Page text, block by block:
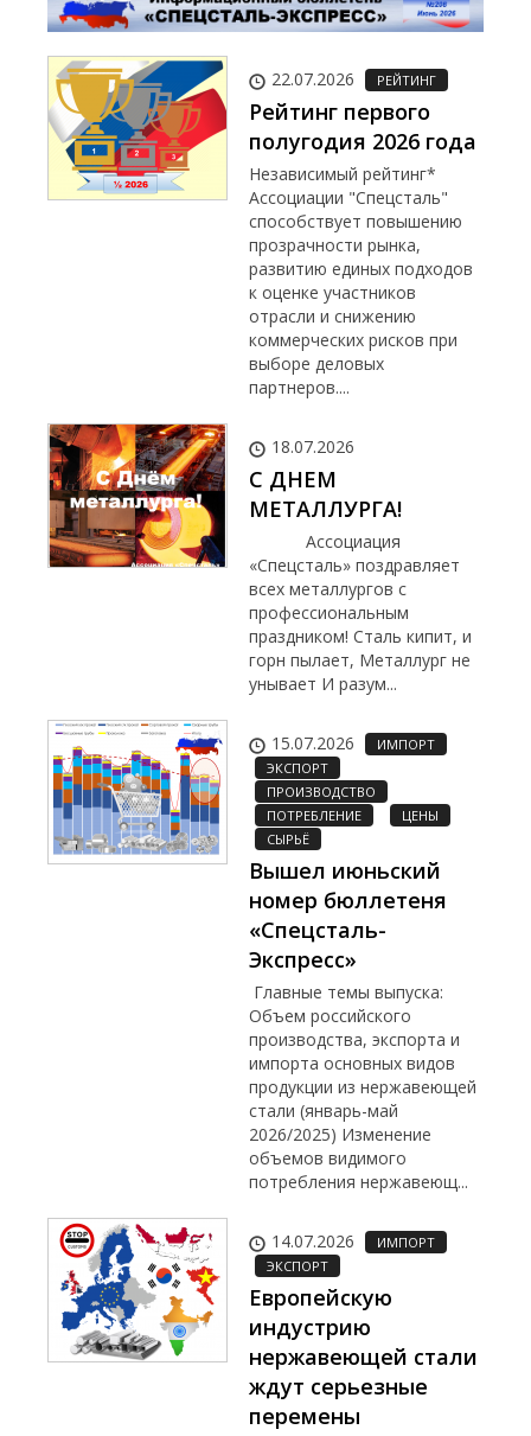
22.07.2026 РЕЙТИНГ
Рейтинг первого
полугодия 2026 года
Независимый рейтинг*
Ассоциации "Спецсталь"
способствует повышению
прозрачности рынка,
развитию единых подходов
к оценке участников
отрасли и снижению
коммерческих рисков при
выборе деловых
партнеров....
18.07.2026
С ДНЕМ
МЕТАЛЛУРГА!
Ассоциация
«Спецсталь» поздравляет
всех металлургов с
профессиональным
праздником! Сталь кипит, и
горн пылает, Металлург не
унывает И разум...
15.07.2026
ИМПОРТ
ЭКСПОРТ
ПРОИЗВОДСТВО
ПОТРЕБЛЕНИЕ
ЦЕНЫ
СЫРЬЁ
Вышел июньский
номер бюллетеня
«Спецсталь-
Экспресс»
Главные темы выпуска:
Объем российского
производства, экспорта и
импорта основных видов
продукции из нержавеющей
стали (январь-май
2026/2025) Изменение
объемов видимого
потребления нержавеющ...
14.07.2026
ИМПОРТ
ЭКСПОРТ
Европейскую
индустрию
нержавеющей стали
ждут серьезные
перемены